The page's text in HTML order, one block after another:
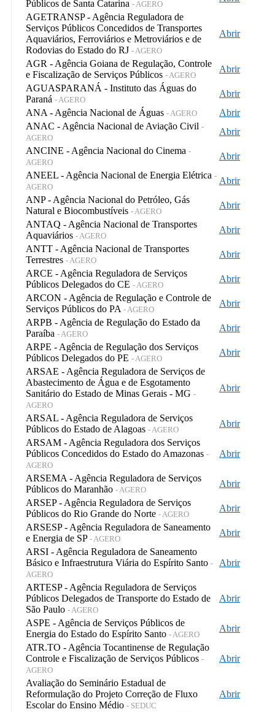
Públicos de Santa Catarina - AGERO
AGETRANSP - Agência Reguladora de
Serviços Públicos Concedidos de Transportes
Aquaviários, Ferroviários e Metroviários e de
Rodovias do Estado do RJ - AGERO
Abrir
AGR - Agência Goiana de Regulação, Controle
e Fiscalização de Serviços Públicos - AGERO
Abrir
AGUASPARANÁ - Instituto das Águas do
Paraná - AGERO
Abrir
ANA - Agência Nacional de Águas - AGERO
Abrir
ANAC - Agência Nacional de Aviação Civil -
AGERO
Abrir
ANCINE - Agência Nacional do Cinema -
AGERO
Abrir
ANEEL - Agência Nacional de Energia Elétrica -
AGERO
Abrir
ANP - Agência Nacional do Petróleo, Gás
Natural e Biocombustíveis - AGERO
Abrir
ANTAQ - Agência Nacional de Transportes
Aquaviários - AGERO
Abrir
ANTT - Agência Nacional de Transportes
Terrestres - AGERO
Abrir
ARCE - Agência Reguladora de Serviços
Públicos Delegados do CE - AGERO
Abrir
ARCON - Agência de Regulação e Controle de
Serviços Públicos do PA - AGERO
Abrir
ARPB - Agência de Regulação do Estado da
Paraíba - AGERO
Abrir
ARPE - Agência de Regulação dos Serviços
Públicos Delegados do PE - AGERO
Abrir
ARSAE - Agência Reguladora de Serviços de
Abastecimento de Água e de Esgotamento
Sanitário do Estado de Minas Gerais - MG -
AGERO
Abrir
ARSAL - Agência Reguladora de Serviços
Públicos do Estado de Alagoas - AGERO
Abrir
ARSAM - Agência Reguladora dos Serviços
Públicos Concedidos do Estado do Amazonas -
AGERO
Abrir
ARSEMA - Agência Reguladora de Serviços
Públicos do Maranhão - AGERO
Abrir
ARSEP - Agência Reguladora de Serviços
Públicos do Rio Grande do Norte - AGERO
Abrir
ARSESP - Agência Reguladora de Saneamento
e Energia de SP - AGERO
Abrir
ARSI - Agência Reguladora de Saneamento
Básico e Infraestrutura Viária do Espírito Santo -
AGERO
Abrir
ARTESP - Agência Reguladora de Serviços
Públicos Delegados de Transporte do Estado de
São Paulo - AGERO
Abrir
ASPE - Agência de Serviços Públicos de
Energia do Estado do Espírito Santo - AGERO
Abrir
ATR.TO - Agência Tocantinense de Regulação
Controle e Fiscalização de Serviços Públicos -
AGERO
Abrir
Avaliação do Seminário Estadual de
Reformulação do Projeto Correção de Fluxo
Escolar do Ensino Médio - SEDUC
Abrir